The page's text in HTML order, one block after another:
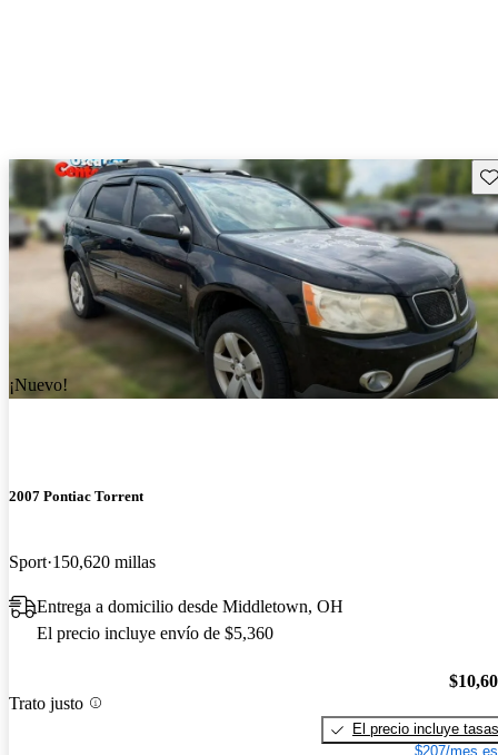
¡Nuevo!
2007 Pontiac Torrent
Sport 150,620 millas
Entrega a domicilio desde Middletown, OH
El precio incluye envío de $5,360
Trato justo
El precio incluye tasas
$207/mes